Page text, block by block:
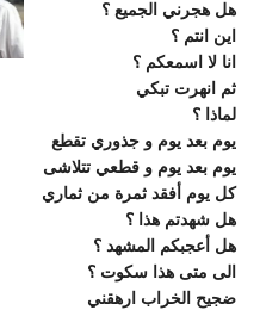
هل هجرني الجميع ؟
اين انتم ؟
انا لا اسمعكم ؟
ثم انهرت تبكي
لماذا ؟
يوم بعد يوم و جذوري تقطع
يوم بعد يوم و قطعي تتلاشى
كل يوم أفقد ثمرة من ثماري
هل شهدتم هذا ؟
هل أعجبكم المشهد ؟
الى متى هذا سكوت ؟
ضجيح الخراب ارهقني